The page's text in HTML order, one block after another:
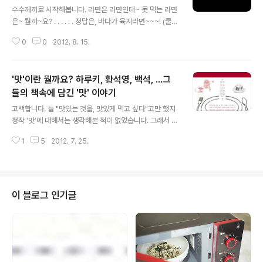
수수께끼로 시작해봅니다. 라면은 라면인데~ 못 먹는 라면
은~ 뭘까~요? . . . . . . 정답은, 바다가 육지라면~~~! (쿨럭
가 술술 나옵니다 ;; ……만, 세상에 존재하지 않을 것 같은
김나영)은, 한마디로, ‘라면을 끓이는 7가지 방법에 관한 보
고서’라고도 할 수 있습니다. *여기서 잠깐!* 인디포럼은
한해 동안 만들어진 독립영화들을 총망라하여 비경쟁으로
상영하는 국내 최대의 독립영화 축제랍니다~. 96년에 시
에서 열렸었지요. 다시, 으로 돌아옵..
0 0 2012. 8. 15.
'맛'이란 뭘까요? 하루키, 황석영, 백석, ...그
들의 책속에 담긴 '맛' 이야기
고백합니다. 늘 "맛있는 것을, 맛있게 먹고 싶다"고만 했지
정작 ‘맛’에 대해서는 생각해본 적이 없었습니다. 그래서 말
봅니다. +_+ 흠- 맛 1. 음식 따위를 혀에 댈 때에 느끼는 감
다니까~ 아하- 그러니까 맛이란, 음식을 먹을 때만 느낄 수
있는 건 아니었군요! 예) 상쾌한 맛이 있어, 통쾌한 맛이야~
이 맛에 포스팅을 한다니까~ 맛이란, 감각이자 기분. 그것
도 상당히 주관적인 감각이자 기분임을 알 수 있습니다. 그
1 5 2012. 7. 25.
이 블로그 인기글